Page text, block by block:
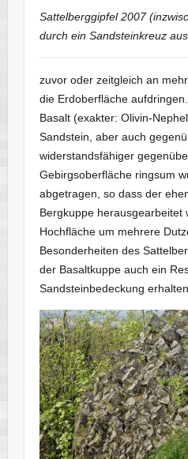
Sattelberggipfel 2007
durch ein Sandsteinkreuz
zuvor oder zeitgleich an
die Erdoberfläche
Basalt (exakter: Olivin-
Sandstein, aber auch
widerstandsfähiger
Gebirgsoberfläche ringsum
abgetragen, so dass der
Bergkuppe herausgearbeitet
Hochfläche um mehrere
Besonderheiten des
der Basaltkuppe auch ein
Sandsteinbedeckung